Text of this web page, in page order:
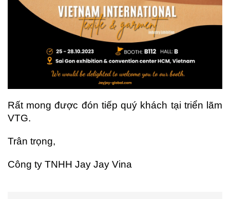
Rất mong được đón tiếp quý khách tại triển lãm
VTG.
Trân trọng,
Công ty TNHH Jay Jay Vina